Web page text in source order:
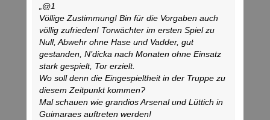
„@1
Völlige Zustimmung! Bin für die Vorgaben auch
völlig zufrieden! Torwächter im ersten Spiel zu
Null, Abwehr ohne Hase und Vadder, gut
gestanden, N’dicka nach Monaten ohne Einsatz
stark gespielt, Tor erzielt.
Wo soll denn die Eingespieltheit in der Truppe zu
diesem Zeitpunkt kommen?
Mal schauen wie grandios Arsenal und Lüttich in
Guimaraes auftreten werden!